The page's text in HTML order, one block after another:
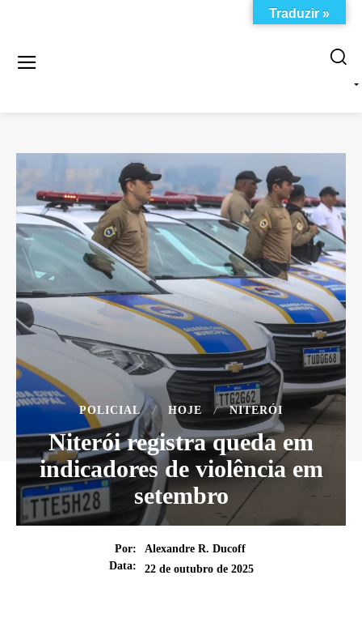
POLICIAL HOJE NITERÓI
Niterói registra queda em
indicadores de violência em
setembro
Por:
Alexandre R. Ducoff
Data:
22 de outubro de 2025
Traduzir »